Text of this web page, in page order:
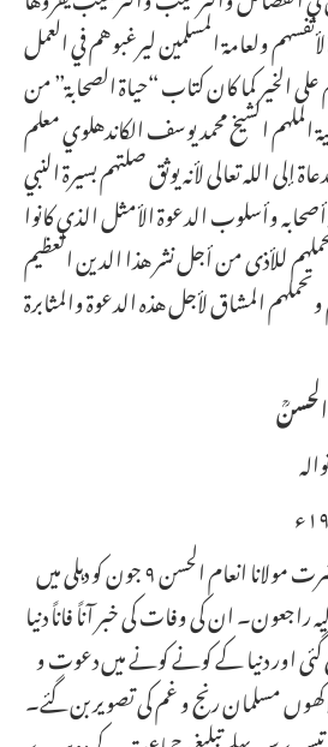
ولعامة المسلمين ليرغبوهم في العمل
الخير كما كان كتاب “حياة الصحابة” من
الملهم الشيخ محمد يوسف الكاندهلوي معلم
إلى الله تعالى لأنه يوثق صلتهم بسيرة النبي
وأسلوب الدعوة الأمثل الذي كانوا
للأذى من أجل نشر هذا الدين العظيم
المشاق لأجل هذه الدعوة والمثابرة
تبلیغی جماعت کے امیر حضرت مولانا انعام الحسن ۹ جون کو دہلی میں
راجعون۔ ان کی وفات کی خبر آناً فاناً دنیا
گئی اور دنیا کے کونے کونے میں دعوت و
مسلمان رنج و غم کی تصویر بن گئے۔